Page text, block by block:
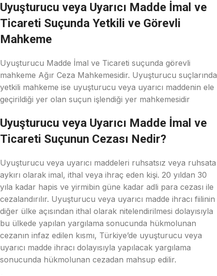
Uyuşturucu veya Uyarıcı Madde İmal ve
Ticareti Suçunda Yetkili ve Görevli
Mahkeme
Uyuşturucu Madde İmal ve Ticareti suçunda görevli
mahkeme Ağır Ceza Mahkemesidir. Uyuşturucu suçlarında
yetkili mahkeme ise uyuşturucu veya uyarıcı maddenin ele
geçirildiği yer olan suçun işlendiği yer mahkemesidir
Uyuşturucu veya Uyarıcı Madde İmal ve
Ticareti Suçunun Cezası Nedir?
Uyuşturucu veya uyarıcı maddeleri ruhsatsız veya ruhsata
aykırı olarak imal, ithal veya ihraç eden kişi. 20 yıldan 30
yıla kadar hapis ve yirmibin güne kadar adli para cezası ile
cezalandırılır. Uyuşturucu veya uyarıcı madde ihracı fiilinin
diğer ülke açısından ithal olarak nitelendirilmesi dolayısıyla
bu ülkede yapılan yargılama sonucunda hükmolunan
cezanın infaz edilen kısmı, Türkiye’de uyuşturucu veya
uyarıcı madde ihracı dolayısıyla yapılacak yargılama
sonucunda hükmolunan cezadan mahsup edilir.